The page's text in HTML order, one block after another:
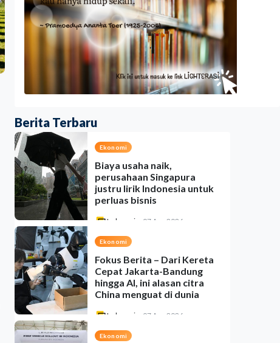
Berita Terbaru
Ekonomi
Biaya usaha naik,
perusahaan Singapura
justru lirik Indonesia untuk
perluas bisnis
Indonesia 07 Aug 2026
Ekonomi
Fokus Berita – Dari Kereta
Cepat Jakarta-Bandung
hingga AI, ini alasan citra
China menguat di dunia
Indonesia 07 Aug 2026
Ekonomi